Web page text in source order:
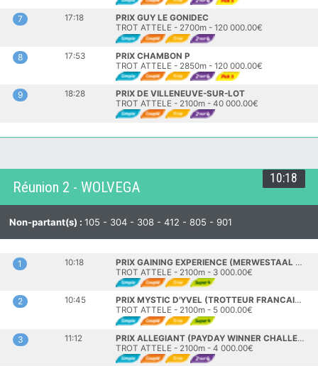
7 17:18
PRIX GUY LE GONIDEC
TROT ATTELE - 2700m - 120 000.00€
8 17:53
PRIX CHAMBON P
TROT ATTELE - 2850m - 120 000.00€
9 18:28
PRIX DE VILLENEUVE-SUR-LOT
TROT ATTELE - 2100m - 40 000.00€
10:18
Réunion 2 - WOLVEGA
Non-partant(s) : 105 - 304 - 308 - 412 - 805 - 901
1 10:18
PRIX GAINING EXPERIENCE (MERWESTAAL TALENT CHALLENGE)
TROT ATTELE - 2100m - 3 000.00€
2 10:45
PRIX MYSTIC D'YVEL (TROTTEUR FRANCAIS SILVER CHALLENGE)
TROT ATTELE - 2100m - 5 000.00€
3 11:12
PRIX ALLEGIANT (PAYDAY WINNER CHALLENGE)
TROT ATTELE - 2100m - 4 000.00€